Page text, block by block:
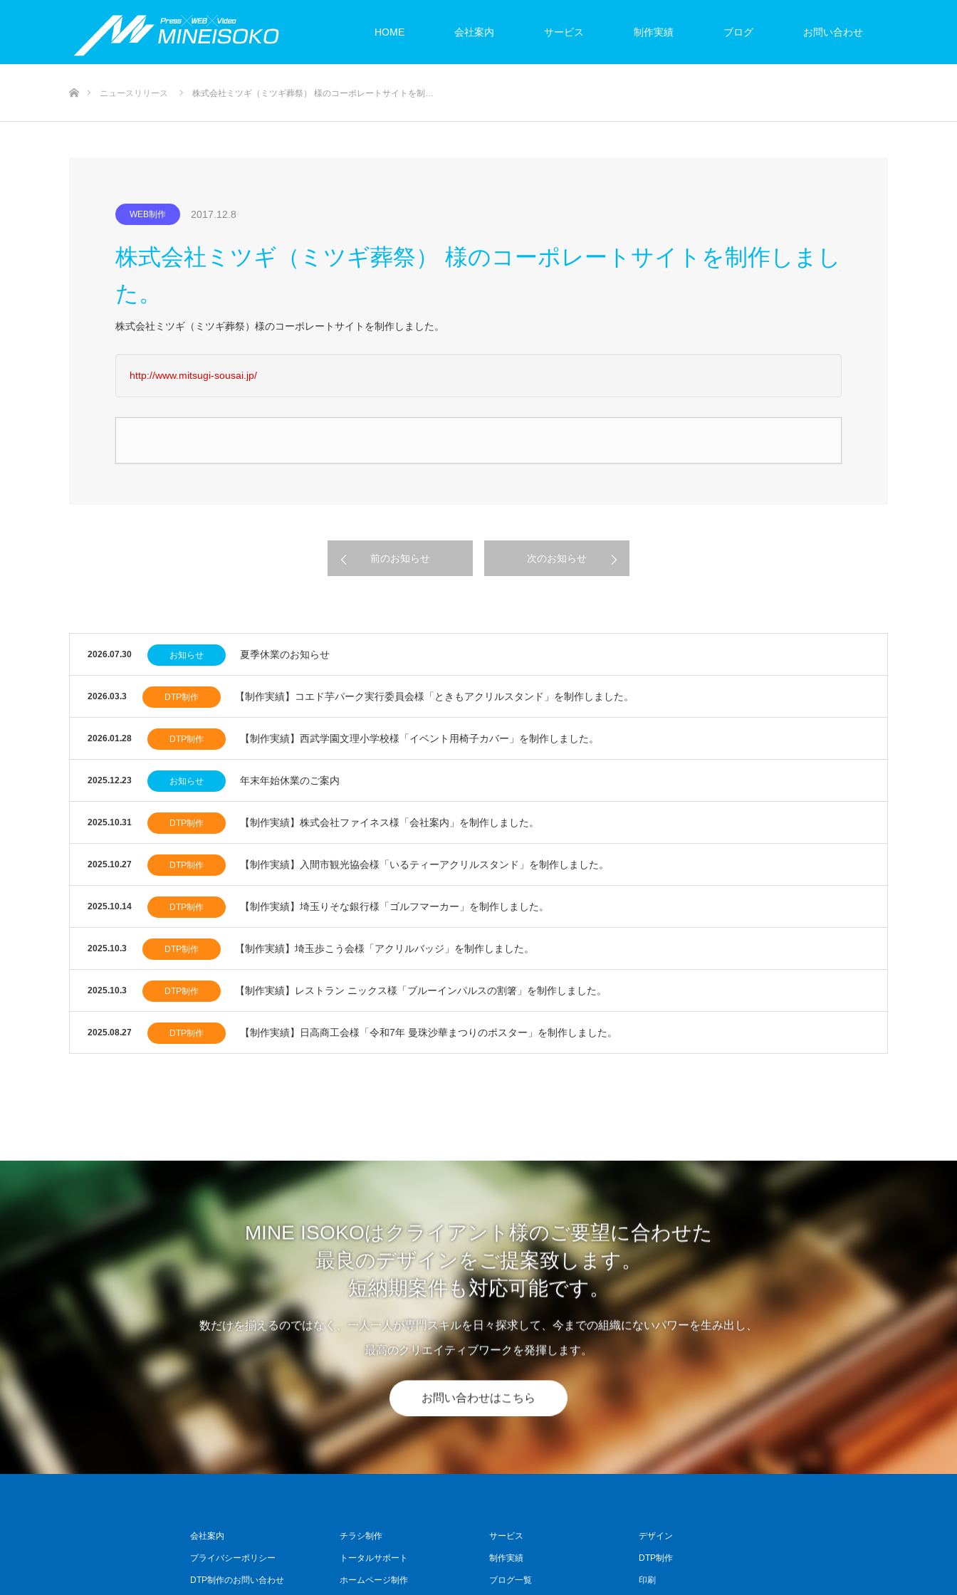
HOME 会社案内 サービス 制作実績 ブログ お問い合わせ
ニュースリリース 株式会社ミツギ（ミツギ葬祭） 様のコーポレートサイトを制…
WEB制作 2017.12.8
株式会社ミツギ（ミツギ葬祭） 様のコーポレートサイトを制作しまし
た。
株式会社ミツギ（ミツギ葬祭）様のコーポレートサイトを制作しました。
http://www.mitsugi-sousai.jp/
前のお知らせ 次のお知らせ
2026.07.30 お知らせ 夏季休業のお知らせ
2026.03.3 DTP制作 【制作実績】コエド芋パーク実行委員会様「ときもアクリルスタンド」を制作しました。
2026.01.28 DTP制作 【制作実績】西武学園文理小学校様「イベント用椅子カバー」を制作しました。
2025.12.23 お知らせ 年末年始休業のご案内
2025.10.31 DTP制作 【制作実績】株式会社ファイネス様「会社案内」を制作しました。
2025.10.27 DTP制作 【制作実績】入間市観光協会様「いるティーアクリルスタンド」を制作しました。
2025.10.14 DTP制作 【制作実績】埼玉りそな銀行様「ゴルフマーカー」を制作しました。
2025.10.3 DTP制作 【制作実績】埼玉歩こう会様「アクリルバッジ」を制作しました。
2025.10.3 DTP制作 【制作実績】レストラン ニックス様「ブルーインパルスの割箸」を制作しました。
2025.08.27 DTP制作 【制作実績】日高商工会様「令和7年 曼珠沙華まつりのポスター」を制作しました。
MINE ISOKOはクライアント様のご要望に合わせた
最良のデザインをご提案致します。
短納期案件も対応可能です。
数だけを揃えるのではなく、一人一人が専門スキルを日々探求して、今までの組織にないパワーを生み出し、
最高のクリエイティブワークを発揮します。
お問い合わせはこちら
会社案内
プライバシーポリシー
DTP制作のお問い合わせ
チラシ制作
トータルサポート
ホームページ制作
サービス
制作実績
ブログ一覧
デザイン
DTP制作
印刷